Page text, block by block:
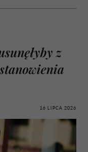
z
16 LIPCA 2026